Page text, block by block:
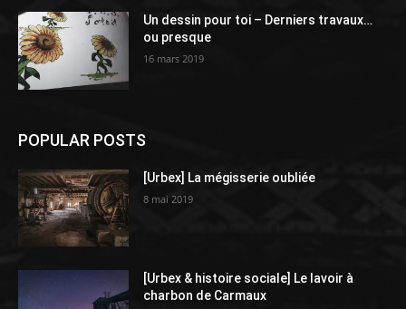
Un dessin pour toi – Derniers travaux…
ou presque
16 mars 2019
POPULAR POSTS
[Urbex] La mégisserie oubliée
8 mai 2019
[Urbex & histoire sociale] Le lavoir à
charbon de Carmaux